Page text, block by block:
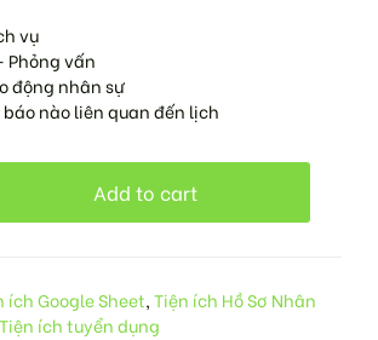
vụ
Phỏng vấn
động nhân sự
nào liên quan đến lịch
Add to cart
ích Google Sheet,Tiện ích Hồ Sơ Nhân
Tiện ích tuyển dụng